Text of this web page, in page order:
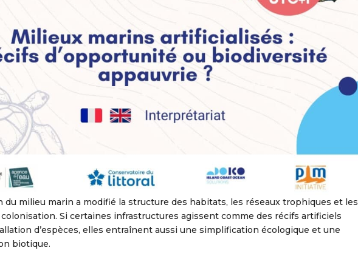
du milieu marin a modifié la structure des habitats, les réseaux trophiques et les
Si certaines infrastructures agissent comme des récifs artificiels
d’espèces, elles entraînent aussi une simplification écologique et une
biotique.